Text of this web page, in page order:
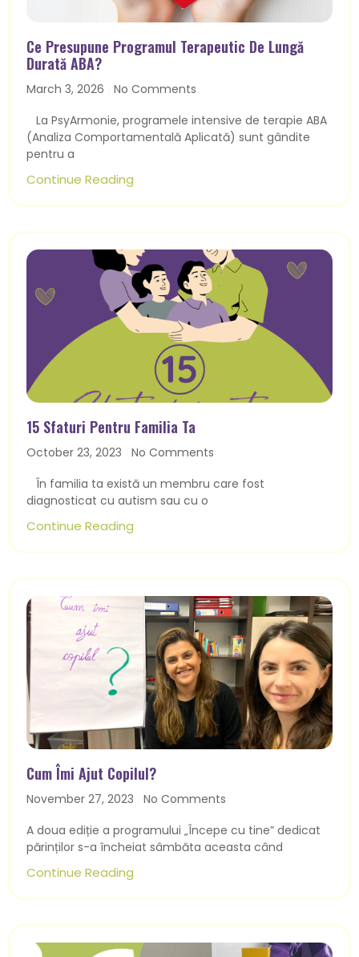
Ce Presupune Programul Terapeutic De Lungă
Durată ABA?
March 3, 2026
No Comments
La PsyArmonie, programele intensive de terapie ABA
(Analiza Comportamentală Aplicată) sunt gândite
pentru a
Continue Reading
15 Sfaturi Pentru Familia Ta
October 23, 2023
No Comments
În familia ta există un membru care fost
diagnosticat cu autism sau cu o
Continue Reading
Cum Îmi Ajut Copilul?
November 27, 2023
No Comments
A doua ediție a programului „Începe cu tine” dedicat
părinților s-a încheiat sâmbăta aceasta când
Continue Reading